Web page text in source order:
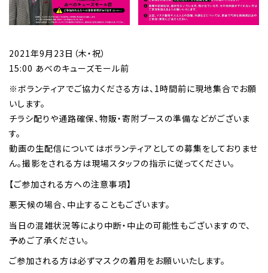
2021年9月23日（木・祝）
15:00 あべのキューズモール前
※ボランティアでご協力くださる方は、1時間前に現地集合でお願
いします。
チラシ配りや通路確保、物販・寄附ブースの準備などがございま
す。
動画の生配信についてはボランティアとしての募集をしておりませ
ん。撮影をされる方は現場スタッフの指示に従ってください。
【ご参加される方への注意事項】
悪天候の場合、中止することもございます。
当日の混雑状況等により中断・中止の可能性もございますので、
予めご了承ください。
ご参加される方は必ずマスクの着用をお願いいたします。